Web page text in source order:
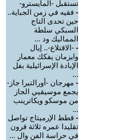
تستقبل -المايسترو-
- فقيه في زمن الجباية..
حين تحدى التاج
السبكي سلطة
المماليك ود ...
- -الاقتلاع-.. إيال
وايزمان يفكك معمار
الإبادة الإسرائيلية بفل
...
- مهرجان -أورالتيرا جاز-
يجمع موسيقيي الجاز
من موسكو ويكاترينب
...
- قطط الإرميتاج تواصل
تقليدا عمره ثلاثة قرون
في حراسة الفن وال ...